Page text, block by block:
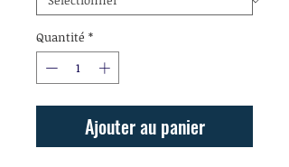
Quantité *
Ajouter au panier